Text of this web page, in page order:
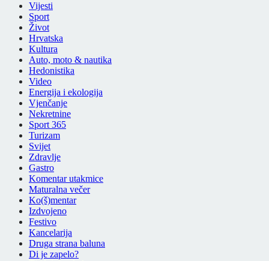
Vijesti
Sport
Život
Hrvatska
Kultura
Auto, moto & nautika
Hedonistika
Video
Energija i ekologija
Vjenčanje
Nekretnine
Sport 365
Turizam
Svijet
Zdravlje
Gastro
Komentar utakmice
Maturalna večer
Ko(š)mentar
Izdvojeno
Festivo
Kancelarija
Druga strana baluna
Di je zapelo?